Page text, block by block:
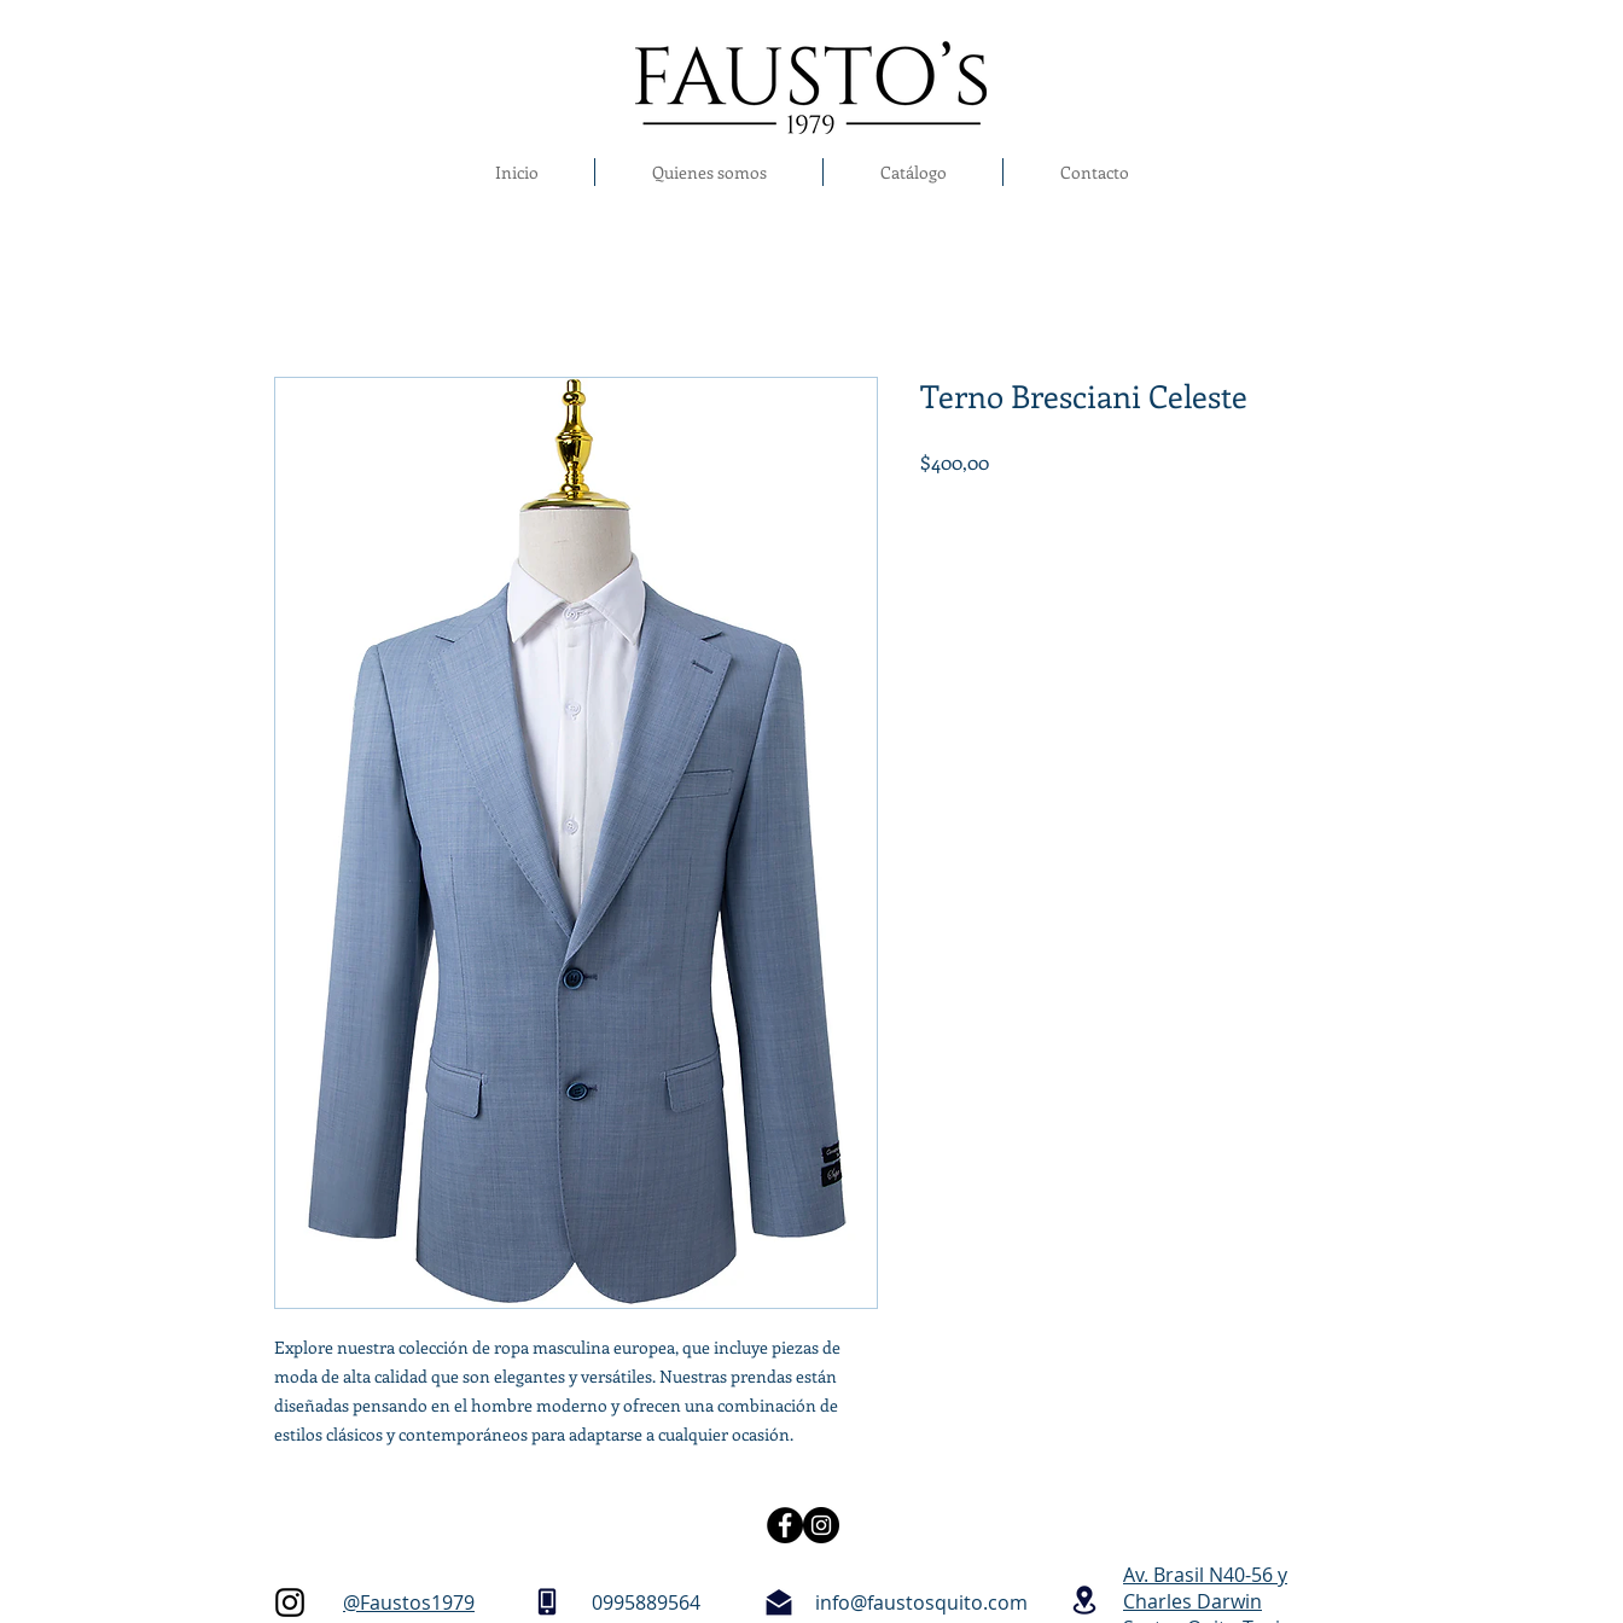
Inicio Quienes somos Catálogo Contacto
Explore nuestra colección de ropa masculina europea, que incluye piezas de
moda de alta calidad que son elegantes y versátiles. Nuestras prendas están
diseñadas pensando en el hombre moderno y ofrecen una combinación de
estilos clásicos y contemporáneos para adaptarse a cualquier ocasión.
Terno Bresciani Celeste
$400,00Precio
@Faustos1979 0995889564 info@faustosquito.com
Av. Brasil N40-56 y
Charles Darwin